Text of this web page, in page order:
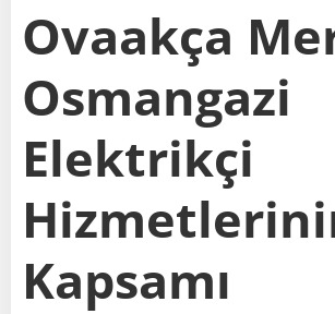
Ovaakça
Osmangazi
Elektrikçi
Kapsamı